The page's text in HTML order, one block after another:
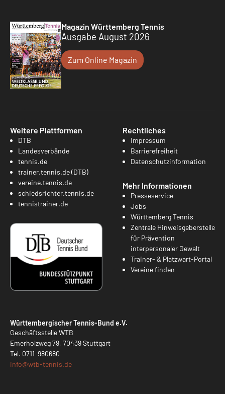
Magazin Württemberg Tennis
Ausgabe August 2026
Zum Online Magazin
Weitere Plattformen
DTB
Landesverbände
tennis.de
trainer.tennis.de (DTB)
vereine.tennis.de
schiedsrichter.tennis.de
tennistrainer.de
Rechtliches
Impressum
Barrierefreiheit
Datenschutzinformation
Mehr Informationen
Presseservice
Jobs
Württemberg Tennis
Zentrale Hinweisgeberstelle
für Prävention
interpersonaler Gewalt
Trainer- & Platzwart-Portal
Vereine finden
Württembergischer Tennis-Bund e.V.
Geschäftsstelle WTB
Emerholzweg 79, 70439 Stuttgart
Tel. 0711-980680
info@wtb-tennis.de